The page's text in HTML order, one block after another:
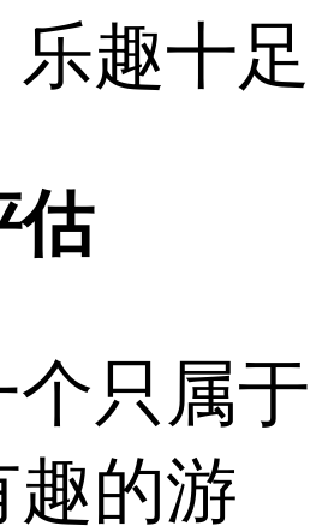
趣十足
估
个只属于
趣的游